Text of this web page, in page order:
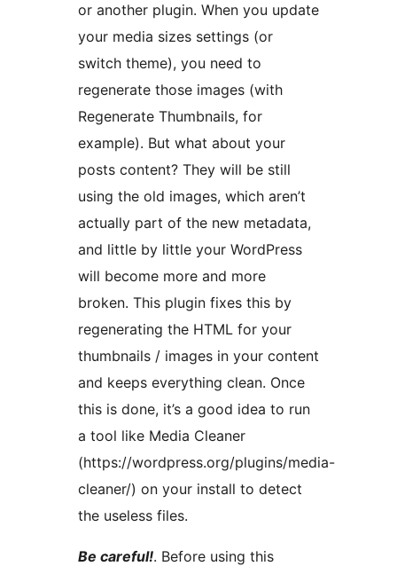
or another plugin. When you update
your media sizes settings (or
switch theme), you need to
regenerate those images (with
Regenerate Thumbnails, for
example). But what about your
posts content? They will be still
using the old images, which aren’t
actually part of the new metadata,
and little by little your WordPress
will become more and more
broken. This plugin fixes this by
regenerating the HTML for your
thumbnails / images in your content
and keeps everything clean. Once
this is done, it’s a good idea to run
a tool like Media Cleaner
(https://wordpress.org/plugins/media-
cleaner/) on your install to detect
the useless files.
Be careful!. Before using this